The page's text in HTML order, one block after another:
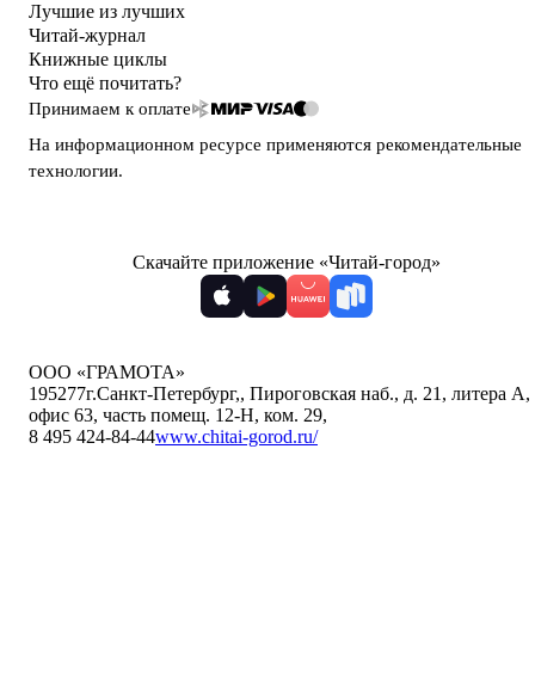
Лучшие из лучших
Читай-журнал
Книжные циклы
Что ещё почитать?
Принимаем к оплате
На информационном ресурсе применяются рекомендательные
технологии.
Скачайте приложение «Читай-город»
ООО «ГРАМОТА»
195277г.Санкт-Петербург,, Пироговская наб., д. 21, литера А,
офис 63, часть помещ. 12-Н, ком. 29,
8 495 424-84-44www.chitai-gorod.ru/